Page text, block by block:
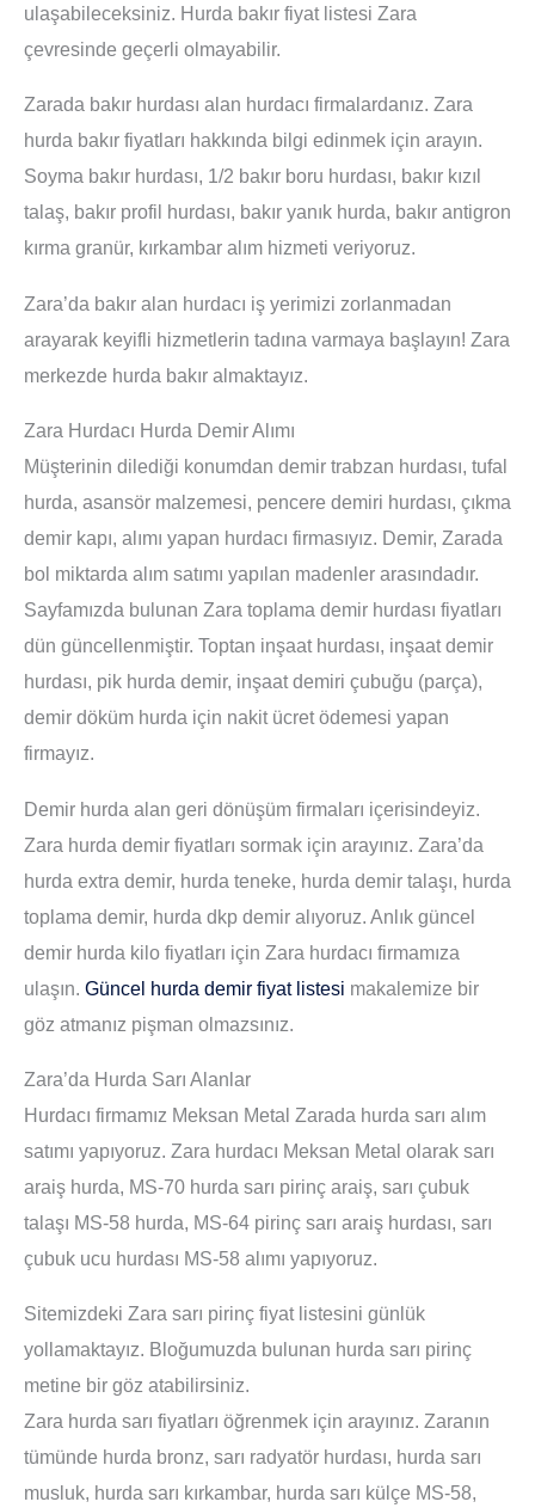
ulaşabileceksiniz. Hurda bakır fiyat listesi Zara
çevresinde geçerli olmayabilir.
Zarada bakır hurdası alan hurdacı firmalardanız. Zara
hurda bakır fiyatları hakkında bilgi edinmek için arayın.
Soyma bakır hurdası, 1/2 bakır boru hurdası, bakır kızıl
talaş, bakır profil hurdası, bakır yanık hurda, bakır antigron
kırma granür, kırkambar alım hizmeti veriyoruz.
Zara’da bakır alan hurdacı iş yerimizi zorlanmadan
arayarak keyifli hizmetlerin tadına varmaya başlayın! Zara
merkezde hurda bakır almaktayız.
Zara Hurdacı Hurda Demir Alımı
Müşterinin dilediği konumdan demir trabzan hurdası, tufal
hurda, asansör malzemesi, pencere demiri hurdası, çıkma
demir kapı, alımı yapan hurdacı firmasıyız. Demir, Zarada
bol miktarda alım satımı yapılan madenler arasındadır.
Sayfamızda bulunan Zara toplama demir hurdası fiyatları
dün güncellenmiştir. Toptan inşaat hurdası, inşaat demir
hurdası, pik hurda demir, inşaat demiri çubuğu (parça),
demir döküm hurda için nakit ücret ödemesi yapan
firmayız.
Demir hurda alan geri dönüşüm firmaları içerisindeyiz.
Zara hurda demir fiyatları sormak için arayınız. Zara’da
hurda extra demir, hurda teneke, hurda demir talaşı, hurda
toplama demir, hurda dkp demir alıyoruz. Anlık güncel
demir hurda kilo fiyatları için Zara hurdacı firmamıza
ulaşın. Güncel hurda demir fiyat listesi makalemize bir
göz atmanız pişman olmazsınız.
Zara’da Hurda Sarı Alanlar
Hurdacı firmamız Meksan Metal Zarada hurda sarı alım
satımı yapıyoruz. Zara hurdacı Meksan Metal olarak sarı
araiş hurda, MS-70 hurda sarı pirinç araiş, sarı çubuk
talaşı MS-58 hurda, MS-64 pirinç sarı araiş hurdası, sarı
çubuk ucu hurdası MS-58 alımı yapıyoruz.
Sitemizdeki Zara sarı pirinç fiyat listesini günlük
yollamaktayız. Bloğumuzda bulunan hurda sarı pirinç
metine bir göz atabilirsiniz.
Zara hurda sarı fiyatları öğrenmek için arayınız. Zaranın
tümünde hurda bronz, sarı radyatör hurdası, hurda sarı
musluk, hurda sarı kırkambar, hurda sarı külçe MS-58,